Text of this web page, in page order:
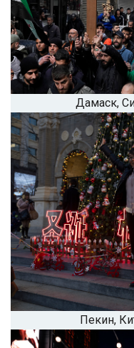
Дамаск,
Пекин,